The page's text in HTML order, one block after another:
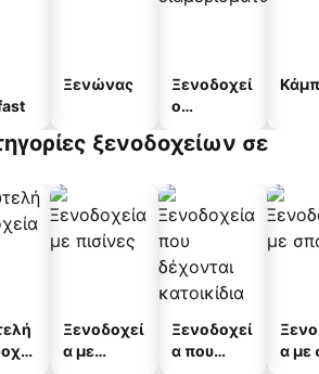
Ξενώνας
Ξενοδοχεί
ο
άτων
ξενοδοχείων σε
Ξενοδοχεί
α με
Ξενοδοχεί
α που
α με